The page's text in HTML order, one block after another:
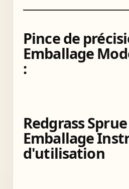
Pince de
Emballage
:
Redgrass
Emballage
d'utilisation